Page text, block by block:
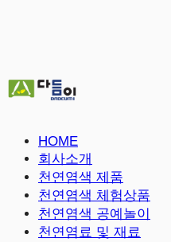
HOME
회사소개
천연염색 제품
천연염색 체험상품
천연염색 공예놀이
천연염료 및 재료